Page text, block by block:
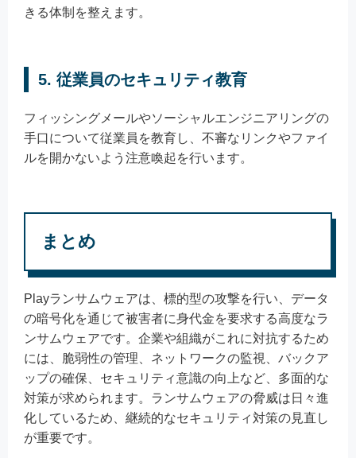
きる体制を整えます。
5. 従業員のセキュリティ教育
フィッシングメールやソーシャルエンジニアリングの
手口について従業員を教育し、不審なリンクやファイ
ルを開かないよう注意喚起を行います。
まとめ
Playランサムウェアは、標的型の攻撃を行い、データ
の暗号化を通じて被害者に身代金を要求する高度なラ
ンサムウェアです。企業や組織がこれに対抗するため
には、脆弱性の管理、ネットワークの監視、バックア
ップの確保、セキュリティ意識の向上など、多面的な
対策が求められます。ランサムウェアの脅威は日々進
化しているため、継続的なセキュリティ対策の見直し
が重要です。